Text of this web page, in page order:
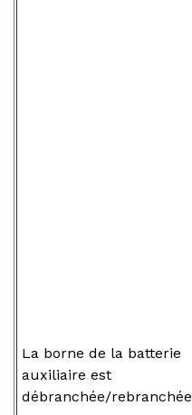
La borne de la batterie
auxiliaire est
débranchée/rebranchée